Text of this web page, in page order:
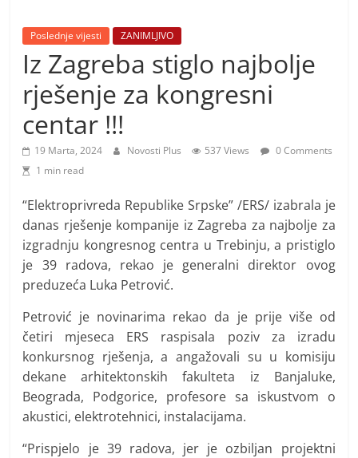
a
l
p
o
z
v
n
h
i
j
e
s
t
Poslednje vijesti ZANIMLJIVO
Iz Zagreba stiglo najbolje
rješenje za kongresni
centar !!!
19 Marta, 2024 Novosti Plus 537 Views
0 Comments
1 min read
“Elektroprivreda Republike Srpske” /ERS/ izabrala je
danas rješenje kompanije iz Zagreba za najbolje za
izgradnju kongresnog centra u Trebinju, a pristiglo
je 39 radova, rekao je generalni direktor ovog
preduzeća Luka Petrović.
Petrović je novinarima rekao da je prije više od
četiri mjeseca ERS raspisala poziv za izradu
konkursnog rješenja, a angažovali su u komisiju
dekane arhitektonskih fakulteta iz Banjaluke,
Beograda, Podgorice, profesore sa iskustvom o
akustici, elektrotehnici, instalacijama.
“Prispjelo je 39 radova, jer je ozbiljan projektni